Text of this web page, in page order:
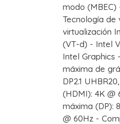
modo
Tecnología de
virtualización
(VT-d) - Intel
Intel Graphics
máxima de
DP2.1
(HDMI): 4K @
máxima (DP):
@ 60Hz -